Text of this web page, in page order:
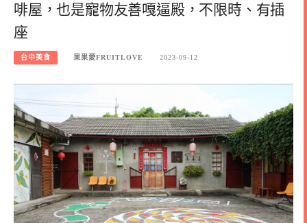
啡屋，也是寵物友善嘎逼殿，不限時、有插
座
台中美食 果果愛FRUITLOVE 2023-09-12